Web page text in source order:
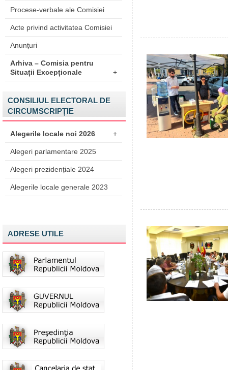
Procese-verbale ale Comisiei
Acte privind activitatea Comisiei
Anunțuri
Arhiva – Comisia pentru
Situații Excepționale
+
CONSILIUL ELECTORAL DE
CIRCUMSCRIPȚIE
Alegerile locale noi 2026 +
Alegeri parlamentare 2025
Alegeri prezidențiale 2024
Alegerile locale generale 2023
ADRESE UTILE